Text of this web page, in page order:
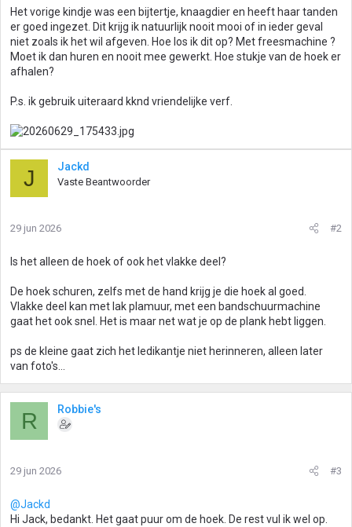
Het vorige kindje was een bijtertje, knaagdier en heeft haar tanden
er goed ingezet. Dit krijg ik natuurlijk nooit mooi of in ieder geval
niet zoals ik het wil afgeven. Hoe los ik dit op? Met freesmachine ?
Moet ik dan huren en nooit mee gewerkt. Hoe stukje van de hoek er
afhalen?
P.s. ik gebruik uiteraard kknd vriendelijke verf.
J Jackd
Vaste Beantwoorder
29 jun 2026 #2
Is het alleen de hoek of ook het vlakke deel?
De hoek schuren, zelfs met de hand krijg je die hoek al goed.
Vlakke deel kan met lak plamuur, met een bandschuurmachine
gaat het ook snel. Het is maar net wat je op de plank hebt liggen.
ps de kleine gaat zich het ledikantje niet herinneren, alleen later
van foto's...
R Robbie's
29 jun 2026 #3
@Jackd
Hi Jack, bedankt. Het gaat puur om de hoek. De rest vul ik wel op.